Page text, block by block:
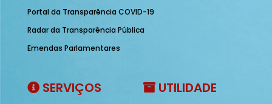
Portal da Transparência COVID-19
Radar da Transparência Pública
Emendas Parlamentares
SERVIÇOS UTILIDADE